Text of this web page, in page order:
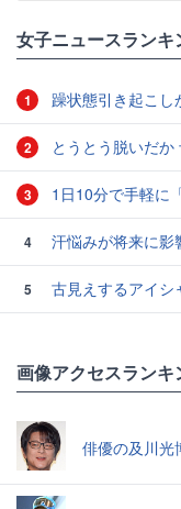
女子ニュースランキ
1 躁状態引き起こし
2 とうとう脱いだ
3 1日10分で手軽に
4 汗悩みが将来に影
5
古見えするアイシ
画像アクセスランキ
俳優の及川光